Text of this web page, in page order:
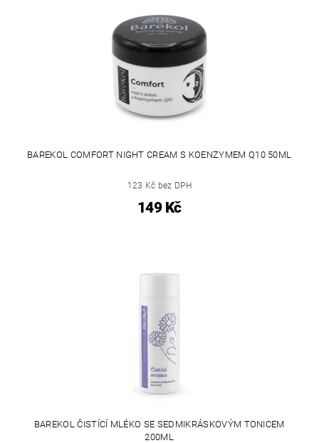
BAREKOL COMFORT NIGHT CREAM S KOENZYMEM Q10 50ML
123 Kč bez DPH
149 Kč
BAREKOL ČISTÍCÍ MLÉKO SE SEDMIKRÁSKOVÝM TONICEM
200ML